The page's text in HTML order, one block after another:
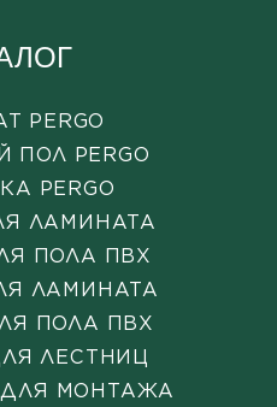
PERGO
PERGO
PERGO
ЛАМИНАТА
ПОЛА ПВХ
ЛАМИНАТА
ПОЛА ПВХ
ЛЕСТНИЦ
МОНТАЖА